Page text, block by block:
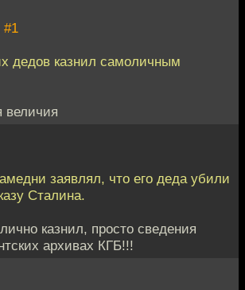
#1
дедов казнил самоличным
величия
заявлял, что его деда убили
Сталина.
казнил, просто сведения
архивах КГБ!!!